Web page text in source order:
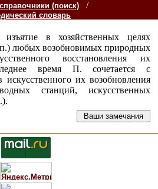
(поиск) /
словарь
,изъятие в хозяйственных целях
п.) любых возобновимых природных
восстановления их
время П. сочетается с
их возобновления
станций, искусственных